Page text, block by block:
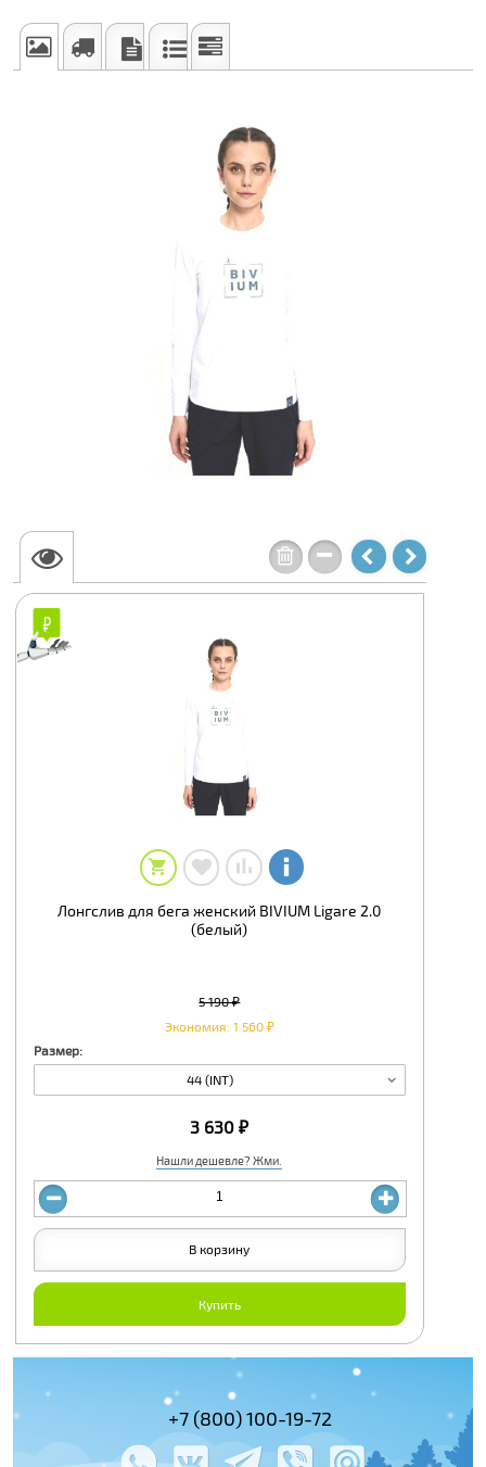
₽
₽
Лонгслив для бега женский BIVIUM Ligare 2.0
(белый)
Размер:
44 (INT)
5 190 ₽
Экономия: 1 560 ₽
Нашли дешевле? Жми.
3 630 ₽
Купить
В корзину
+7 (495)
+7 (800) 100-19-72
978-61-54